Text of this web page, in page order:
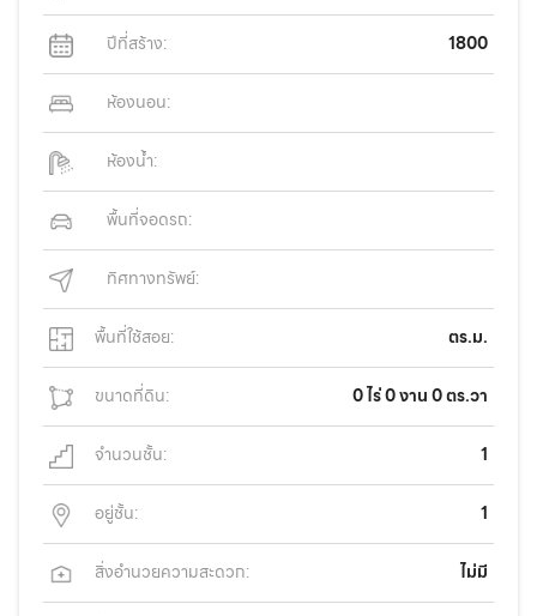
ปีที่สร้าง: 1800
ห้องนอน:
ห้องน้ำ:
พื้นที่จอดรถ:
ทิศทางทรัพย์:
พื้นที่ใช้สอย: ตร.ม.
ขนาดที่ดิน: 0 ไร่ 0 งาน 0 ตร.วา
จำนวนชั้น: 1
อยู่ชั้น: 1
สิ่งอำนวยความสะดวก: ไม่มี